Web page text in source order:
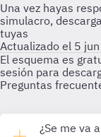
Una vez hayas
simulacro,
tuyas
Actualizado el 5
El esquema es
sesión para
Preguntas
¿Se me va